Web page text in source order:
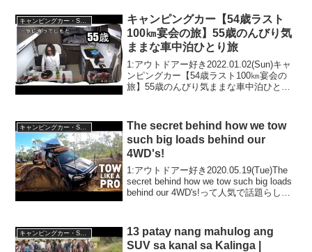
キャンピングカー・SUV人気車種
キャンピングカー【54歳ラスト
100㎞宴会の旅】55歳のんびり気
ままな車中泊ひとり旅
1:アウトドアー好き2022.01.02(Sun)キャ
ンピングカー【54歳ラスト100㎞宴会の
旅】55歳のんびり気ままな車中泊ひとり
2022.01.02(Sun)この動画は注目で...
The secret behind how we tow
such big loads behind our
4WD's!
1:アウトドアー好き2020.05.19(Tue)The
secret behind how we tow such big loads
behind our 4WD's!って人気で話題らしい
キャンピングカー・SUV人気車種
13 patay nang mahulog ang
SUV sa kanal sa Kalinga |